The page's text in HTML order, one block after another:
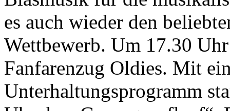
es auch wieder den
Wettbewerb. Um 17.30
Fanfarenzug Oldies. Mit
Unterhaltungsprogramm